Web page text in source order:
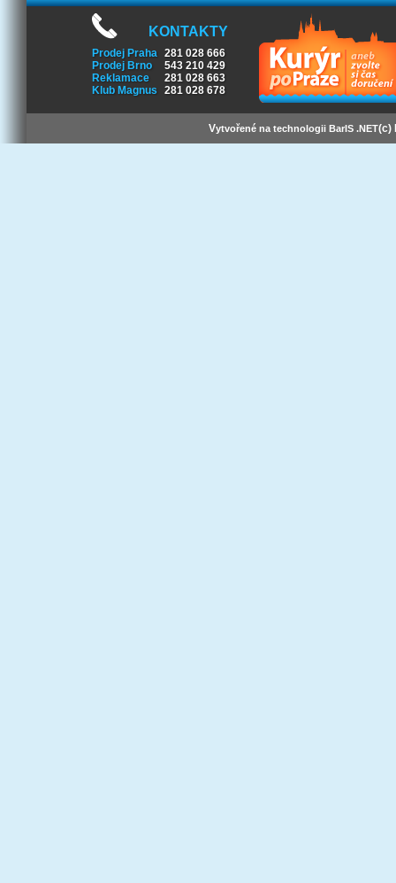
KONTAKTY
Prodej Praha 281 028 666
Prodej Brno
543 210 429
Reklamace
281 028 663
Klub Magnus
281 028 678
Vytvořené na technologii BarIS .NET(c)